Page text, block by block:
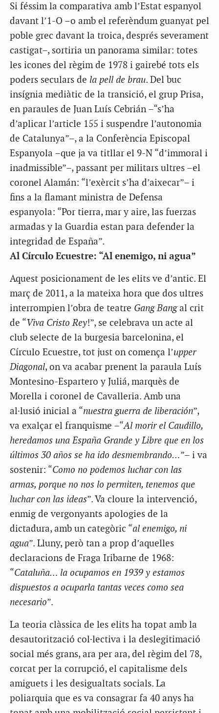
Si féssim la comparativa amb l’Estat espanyol
davant l’1-O –o amb el referèndum guanyat pel
poble grec davant la troica, després severament
castigat–, sortiria un panorama similar: totes
les icones del règim de 1978 i gairebé tots els
poders seculars de la pell de brau. Del buc
insígnia mediàtic de la transició, el grup Prisa,
en paraules de Juan Luís Cebrián –“s’ha
d’aplicar l’article 155 i suspendre l’autonomia
de Catalunya”–, a la Conferència Episcopal
Espanyola –que ja va titllar el 9-N “d’immoral i
inadmissible”–, passant per militars ultres –el
coronel Alamán: “l’exèrcit s’ha d’aixecar”– i
fins a la flamant ministra de Defensa
espanyola: “Por tierra, mar y aire, las fuerzas
armadas y la Guardia estan para defender la
integridad de España”.
Al Círculo Ecuestre: “Al enemigo, ni agua”
Aquest posicionament de les elits ve d’antic. El
març de 2011, a la mateixa hora que dos ultres
interrompien l’obra de teatre Gang Bangal crit
de “Viva Cristo Rey!”, se celebrava un acte al
club selecte de la burgesia barcelonina, el
Círculo Ecuestre, tot just on comença l’upper
Diagonal, on va acabar prenent la paraula Luís
Montesino-Espartero y Juliá, marquès de
Morella i coronel de Cavalleria. Amb una
al·lusió inicial a “nuestra guerra de liberación”,
va exalçar el franquisme –“Al morir el Caudillo,
heredamos una España Grande y Libre que en los
últimos 30 años se ha ido desmembrando…”– i va
sostenir: “Como no podemos luchar con las
armas, porque no nos lo permiten, tenemos que
luchar con las ideas”. Va cloure la intervenció,
enmig de vergonyants apologies de la
dictadura, amb un categòric “al enemigo, ni
agua”. Lluny, però tan a prop d’aquelles
declaracions de Fraga Iribarne de 1968:
“Cataluña… la ocupamos en 1939 y estamos
dispuestos a ocuparla tantas veces como sea
necesario”.
La teoria clàssica de les elits ha topat amb la
desautorització col·lectiva i la deslegitimació
social més grans, ara per ara, del règim del 78,
corcat per la corrupció, el capitalisme dels
amiguets i les desigualtats socials. La
poliarquia que es va consagrar fa 40 anys ha